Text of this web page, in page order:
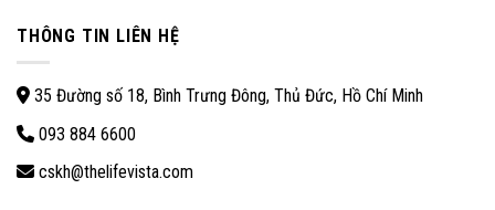
THÔNG TIN LIÊN HỆ
35 Đường số 18, Bình Trưng Đông, Thủ Đức, Hồ Chí Minh
093 884 6600
cskh@thelifevista.com